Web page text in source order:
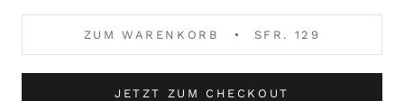
ZUM WARENKORB SFR. 129
JETZT ZUM CHECKOUT